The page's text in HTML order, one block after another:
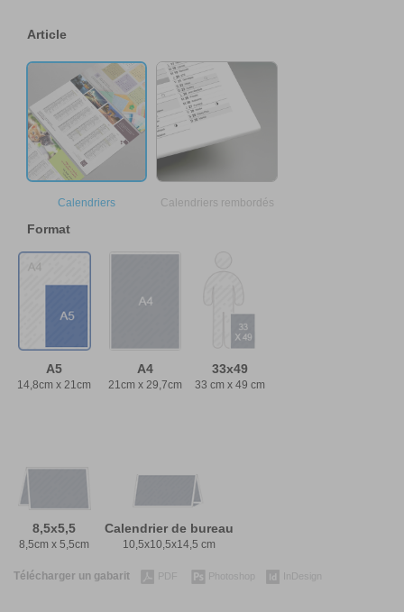
Article
Calendriers Calendriers rembordés
Format
A5
14,8cm x 21cm
A4
21cm x 29,7cm
33x49
33 cm x 49 cm
8,5x5,5
8,5cm x 5,5cm
Calendrier de bureau
10,5x10,5x14,5 cm
Télécharger un gabarit Photoshop InDesign